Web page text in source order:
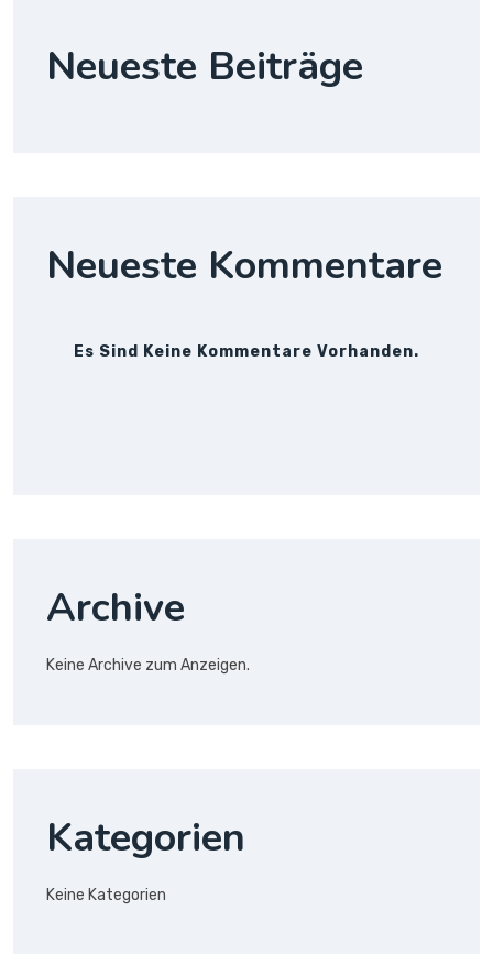
Neueste Beiträge
Neueste Kommentare
Es Sind Keine Kommentare Vorhanden.
Archive
Keine Archive zum Anzeigen.
Kategorien
Keine Kategorien